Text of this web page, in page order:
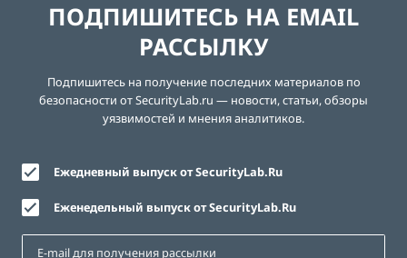
ПОДПИШИТЕСЬ НА EMAIL
РАССЫЛКУ
Подпишитесь на получение последних материалов по
безопасности от SecurityLab.ru — новости, статьи, обзоры
уязвимостей и мнения аналитиков.
Ежедневный выпуск от SecurityLab.Ru
Еженедельный выпуск от SecurityLab.Ru